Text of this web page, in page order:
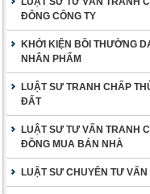
ĐÔNG CÔNG TY
KHỞI KIỆN BỒI THƯỜNG
NHÂN PHẨM
LUẬT SƯ TRANH CHẤP
ĐẤT
LUẬT SƯ TƯ VẤN TRANH
ĐỒNG MUA BÁN NHÀ
LUẬT SƯ CHUYÊN TƯ VẤN